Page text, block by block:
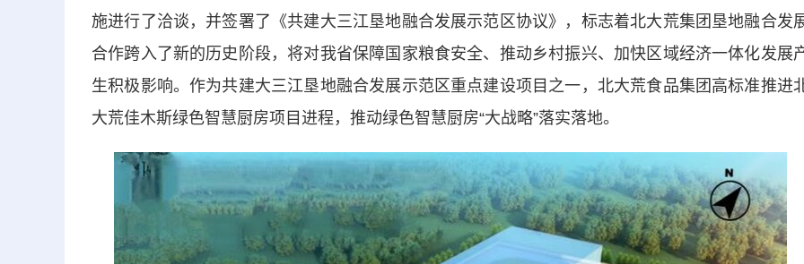
施进行了洽谈，并签署了《共建大三江垦地融合发展示范区协议》，标志着北大荒集团垦地融合发
合作跨入了新的历史阶段，将对我省保障国家粮食安全、推动乡村振兴、加快区域经济一体化发展
生积极影响。作为共建大三江垦地融合发展示范区重点建设项目之一，北大荒食品集团高标准推进
大荒佳木斯绿色智慧厨房项目进程，推动绿色智慧厨房“大战略”落实落地。